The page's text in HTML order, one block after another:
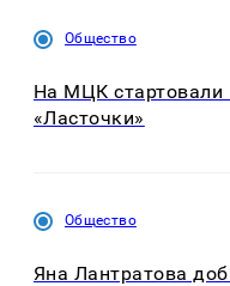
Общество
На МЦК стартовали
«Ласточки»
Общество
Яна Лантратова